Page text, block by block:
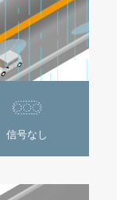
信号なし